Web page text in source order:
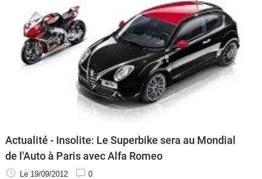
Actualité - Insolite: Le Superbike sera au Mondial
de l'Auto à Paris avec Alfa Romeo
Le 19/09/2012 0